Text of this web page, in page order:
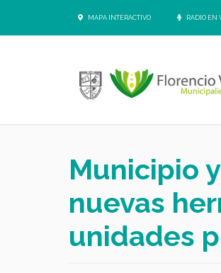
MAPA INTERACTIVO RADIO EN
Municipio
nuevas
unidades